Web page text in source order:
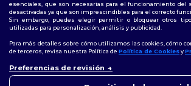
2026. Todos los derechos reservados
Términos y Condiciones| Política de personalización
Privacidad|Política de Cookies |Mapa del sitio
Madrid|Barcelona|Valencia|Seville|Zaragoza
esenciales, que son necesarias para el funcionamiento del
desactivadas ya que son imprescindibles para el correcto
Sin embargo, puedes elegir permitir o bloquear otros
utilizadas para personalización, análisis y publicidad.
Para más detalles sobre cómo utilizamos las cookies, cómo
de terceros, revisa nuestra Política de Política de Cookiesy
Preferencias de revisión